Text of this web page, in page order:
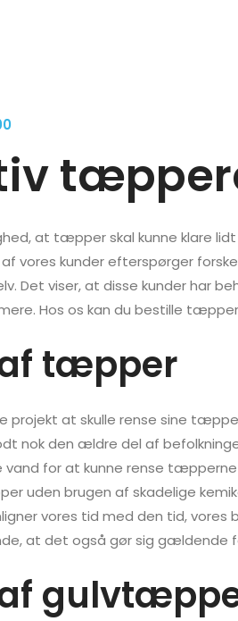
at tæpper skal kunne klare
vores kunder efterspørger
Det viser, at disse kunder har
Hos os kan du bestille
tæpper
projekt at skulle rense sine
nok den ældre del af
vand for at kunne rense
uden brugen af skadelige
vores tid med den tid,
at det også gør sig gældende